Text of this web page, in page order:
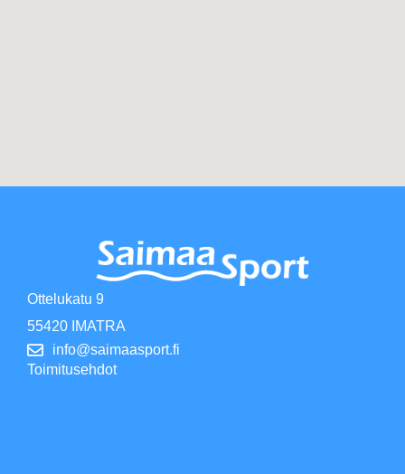
Ottelukatu 9
55420 IMATRA
info@saimaasport.fi
Toimitusehdot